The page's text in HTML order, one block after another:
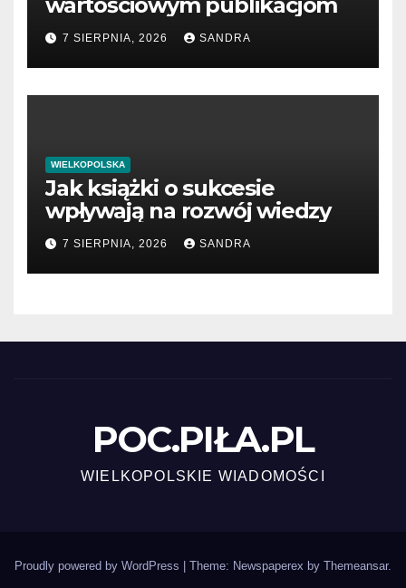
7 SIERPNIA, 2026 SANDRA
WIELKOPOLSKA
Jak książki o sukcesie
wpływają na rozwój wiedzy
7 SIERPNIA, 2026 SANDRA
POC.PIŁA.PL
WIELKOPOLSKIE WIADOMOŚCI
Proudly powered by WordPress Theme: Newspaperex by Themeansar.